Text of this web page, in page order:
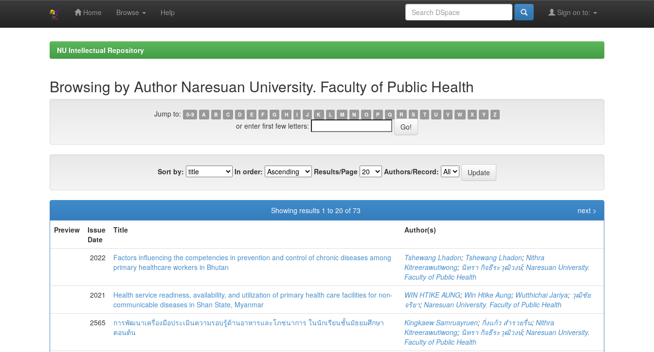
Home Browse Help Sign on to:
NU Intellectual Repository
Browsing by Author Naresuan University. Faculty of Public Health
Jump to: 0-9 A B C D E F G H I J K L M N O P Q R S T U V W X Y Z
or enter first few letters:
Sort by: In order: Results/Page Authors/Record:
Showing results 1 to 20 of 73
next >
Preview
Issue
Date
Title Author(s)
2022
Factors influencing the competencies in prevention and control of chronic diseases among
primary healthcare workers in Bhutan
Tshewang Lhadon; Tshewang Lhadon; Nithra
Kitreerawutiwong; นิทรา กิจธีระวุฒิวงษ์; Naresuan University.
Faculty of Public Health
2021
Health service readiness, availability, and utilization of primary health care facilities for non-
communicable diseases in Shan State, Myanmar
WIN HTIKE AUNG; Win Htike Aung; Wutthichai Jariya; วุฒิชัย
จริยา; Naresuan University. Faculty of Public Health
2565
การพัฒนาเครื่องมือประเมินความรอบรู้ด้านอาหารและโภชนาการ ในนักเรียนชั้นมัธยมศึกษา
ตอนต้น
Kingkaew Samruayruen; กิ่งแก้ว สำรวยรื่น; Nithra
Kitreerawutiwong; นิทรา กิจธีระวุฒิวงษ์; Naresuan University.
Faculty of Public Health